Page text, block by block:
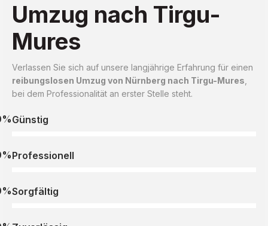
Umzug nach Tirgu-
Mures
Verlassen Sie sich auf unsere langjährige Erfahrung für einen
reibungslosen Umzug von Nürnberg nach Tirgu-Mures
bei dem Professionalität an erster Stelle steht.
Günstig
Professionell
Sorgfältig